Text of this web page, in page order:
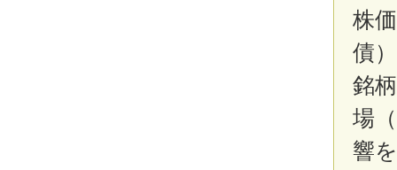
株
債
銘
場
響